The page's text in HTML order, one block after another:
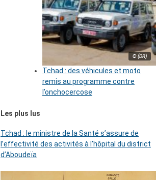
© (DR)
Tchad : des véhicules et moto
remis au programme contre
l’onchocercose
Les plus lus
Tchad : le ministre de la Santé s’assure de
l’effectivité des activités à l’hôpital du district
d’Aboudeïa